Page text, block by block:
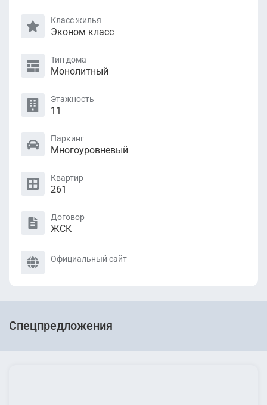
Класс жилья
Эконом класс
Тип дома
Монолитный
Этажность
11
Паркинг
Многоуровневый
Квартир
261
Договор
ЖСК
Официальный сайт
Спецпредложения